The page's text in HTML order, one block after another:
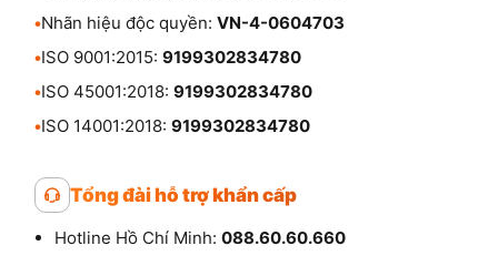
•Nhãn hiệu độc quyền: VN-4-0604703
•ISO 9001:2015: 9199302834780
•ISO 45001:2018: 9199302834780
•ISO 14001:2018: 9199302834780
Tổng đài hỗ trợ khẩn cấp
Hotline Hồ Chí Minh: 088.60.60.660